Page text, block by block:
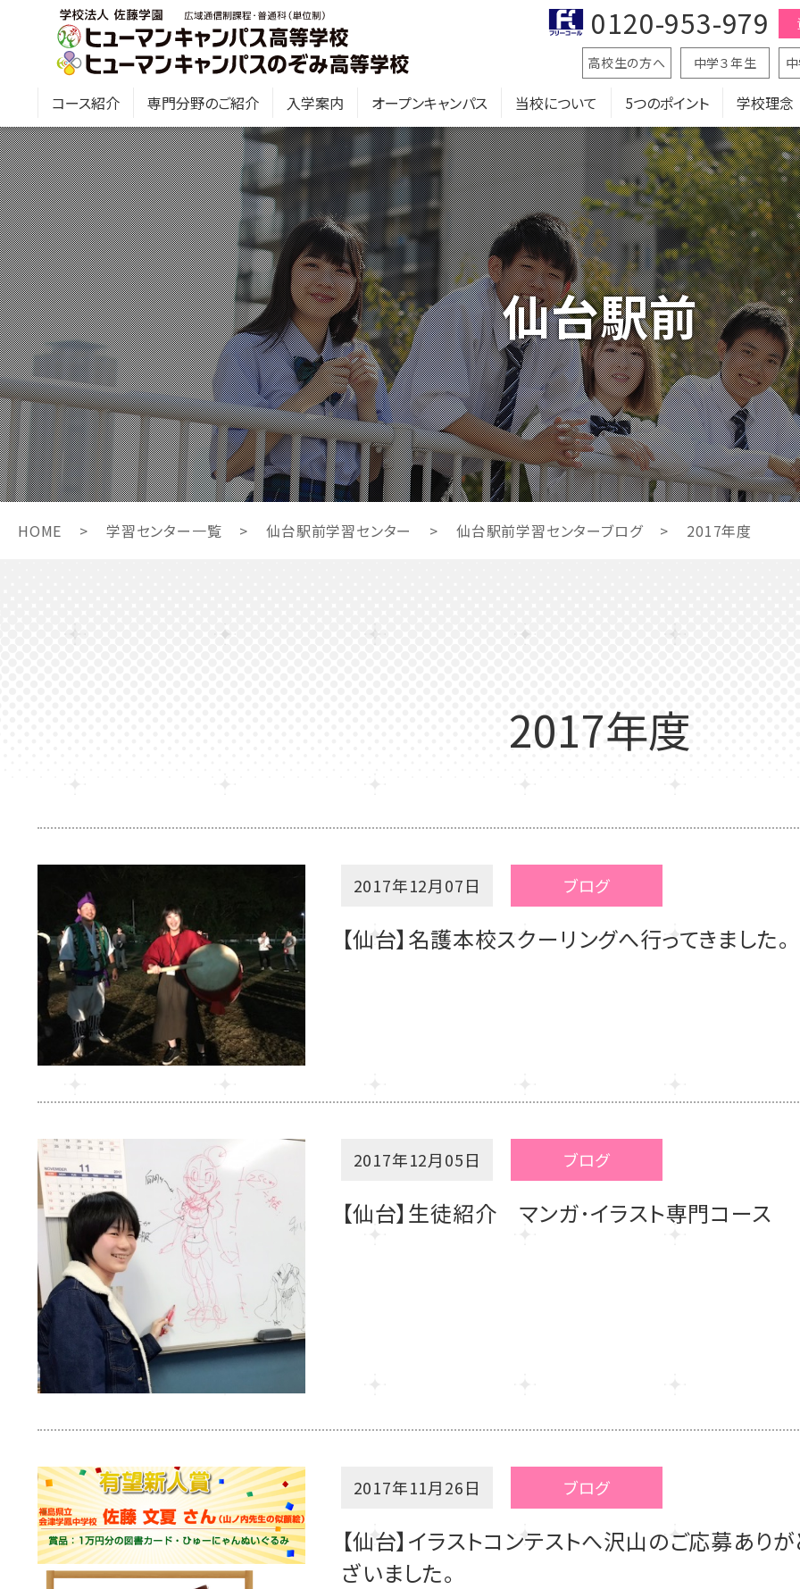
コース紹介 専門分野のご紹介 入学案内 オープンキャンパス 当校について 5つのポイント 学校理念
高校生の方へ 中学３年生
0120-953-979
仙台駅前
HOME > 学習センター一覧 > 仙台駅前学習センター > 仙台駅前学習センターブログ > 2017年度
2017年度
2017年12月07日 ブログ
【仙台】名護本校スクーリングへ行ってきました。
2017年12月05日 ブログ
【仙台】生徒紹介 マンガ･イラスト専門コース
2017年11月26日 ブログ
【仙台】イラストコンテストへ沢山のご応募あり
ざいました。